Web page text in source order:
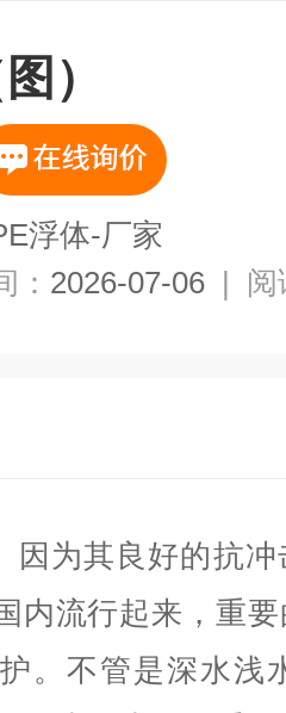
）
浮体-厂家
： 2026-07-06 | 阅
因为其良好的抗
内流行起来，重
。不管是深水浅